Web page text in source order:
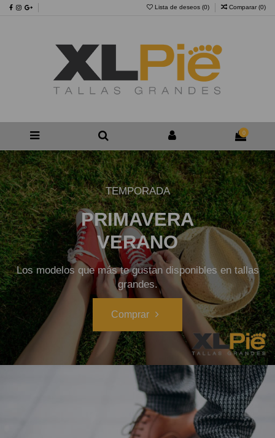
Lista de deseos (0) Comparar (0)
0
TEMPORADA
PRIMAVERA
VERANO
Los modelos que más te gustan disponibles en tallas
grandes.
Comprar